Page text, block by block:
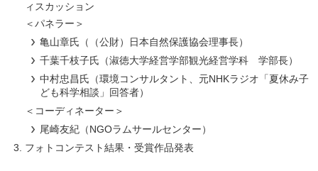
ィスカッション
＜パネラー＞
亀山章氏（（公財）日本自然保護協会理事長）
千葉千枝子氏（淑徳大学経営学部観光経営学科 学部長）
中村忠昌氏（環境コンサルタント、元NHKラジオ「夏休み子
ども科学相談」回答者）
＜コーディネーター＞
尾崎友紀（NGOラムサールセンター）
フォトコンテスト結果・受賞作品発表